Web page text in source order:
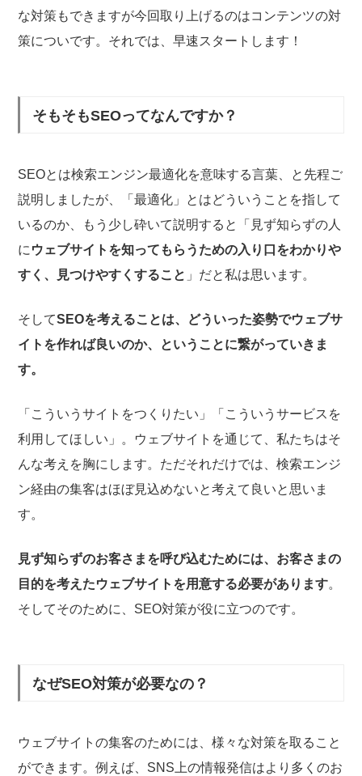
な対策もできますが今回取り上げるのはコンテンツの対
策についです。それでは、早速スタートします！
そもそもSEOってなんですか？
SEOとは検索エンジン最適化を意味する言葉、と先程ご
説明しましたが、「最適化」とはどういうことを指して
いるのか、もう少し砕いて説明すると「見ず知らずの人
に ウェブサイトを知ってもらうための入り口をわかりや
すく、見つけやすくすること 」だと私は思います。
そしてSEOを考えることは、どういった姿勢でウェブサ
イトを作れば良いのか、ということに繋がっていきま
す。
「こういうサイトをつくりたい」「こういうサービスを
利用してほしい」。ウェブサイトを通じて、私たちはそ
んな考えを胸にします。ただそれだけでは、検索エンジ
ン経由の集客はほぼ見込めないと考えて良いと思いま
す。
見ず知らずのお客さまを呼び込むためには、お客さまの
目的を考えたウェブサイトを用意する必要があります。
そしてそのために、SEO対策が役に立つのです。
なぜSEO対策が必要なの？
ウェブサイトの集客のためには、様々な対策を取ること
ができます。例えば、SNS上の情報発信はより多くのお